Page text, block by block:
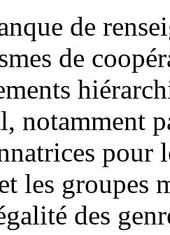
de
de
notamment
pour
les groupes
des